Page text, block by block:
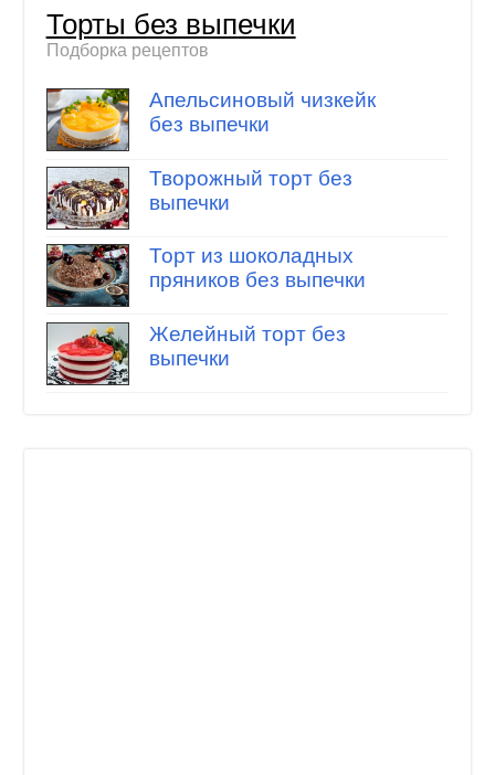
Торты без выпечки
Подборка рецептов
Апельсиновый чизкейк
без выпечки
Творожный торт без
выпечки
Торт из шоколадных
пряников без выпечки
Желейный торт без
выпечки